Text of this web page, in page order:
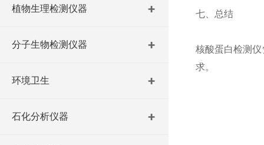
七、总结
核酸蛋白检测
求。
植物生理检测仪器
分子生物检测仪器
环境卫生
石化分析仪器